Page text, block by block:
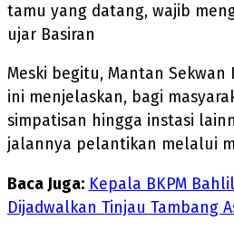
tamu yang datang, wajib
ujar Basiran
Meski begitu, Mantan
ini menjelaskan, bagi
simpatisan hingga instasi
jalannya pelantikan melalui
Baca Juga: Kepala BKPM
Dijadwalkan Tinjau Tambang